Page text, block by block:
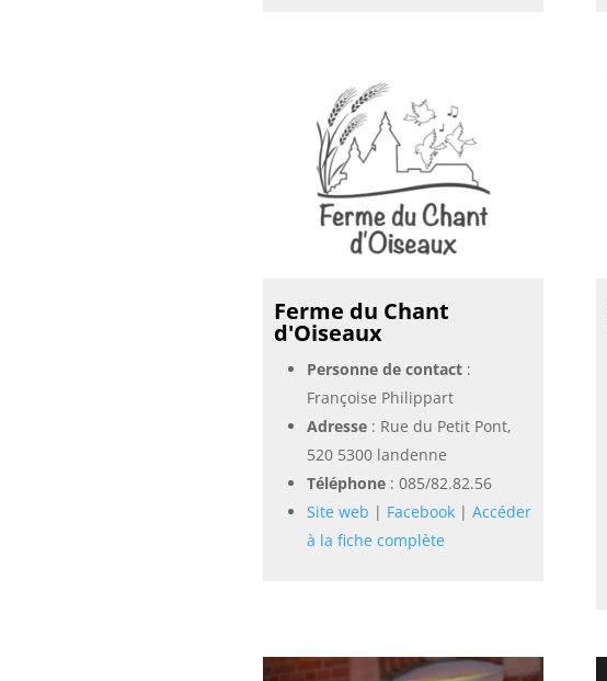
Ferme du Chant
d'Oiseaux
Personne de contact :
Françoise Philippart
Adresse : Rue du Petit Pont,
520 5300 landenne
Téléphone : 085/82.82.56
Site web | Facebook | Accéder
à la fiche complète